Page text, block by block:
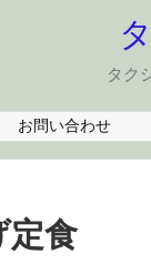
タク
お問い合わせ
定食